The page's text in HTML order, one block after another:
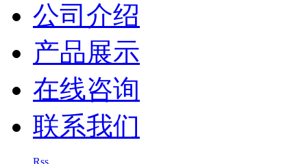
公司介绍
产品展示
在线咨询
联系我们
Rss